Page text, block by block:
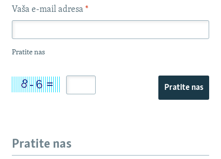
Vaša e-mail adresa *
Pratite nas
Pratite nas
Pratite nas